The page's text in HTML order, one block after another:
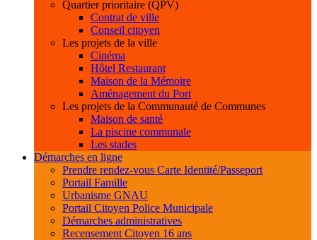
Quartier prioritaire (QPV)
Contrat de ville
Conseil citoyen
Les projets de la ville
Cinéma
Hôtel Restaurant
Maison de la Mémoire
Aménagement du Port
Les projets de la Communauté de Communes
Maison de santé
La piscine communale
Les stades
Démarches en ligne
Prendre rendez-vous Carte Identité/Passeport
Portail Famille
Urbanisme GNAU
Portail Citoyen Police Municipale
Démarches administratives
Recensement Citoyen 16 ans